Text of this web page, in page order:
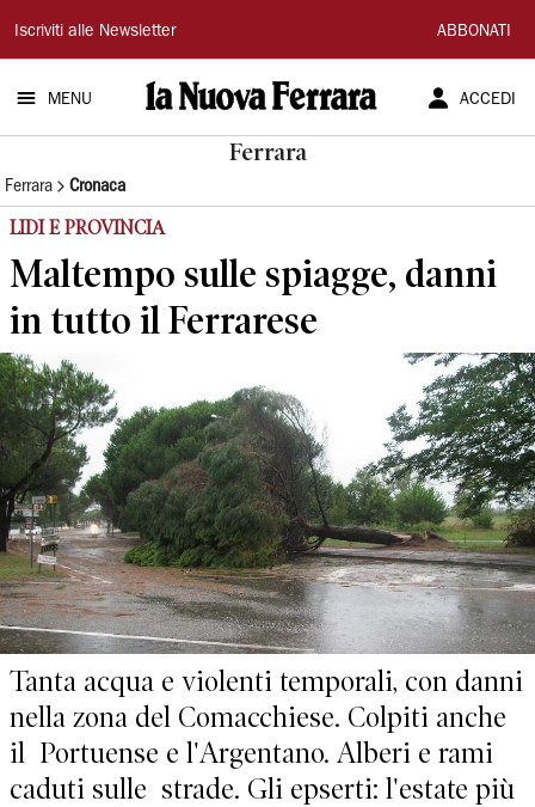
La
Nuova
Ferrara
Iscriviti alle Newsletter ABBONATI
MENU ACCEDI
Ferrara
Ferrara Cronaca
LIDI E PROVINCIA
Maltempo sulle spiagge, danni
in tutto il Ferrarese
Tanta acqua e violenti temporali, con danni
nella zona del Comacchiese. Colpiti anche
il Portuense e l'Argentano. Alberi e rami
caduti sulle strade. Gli epserti: l'estate più